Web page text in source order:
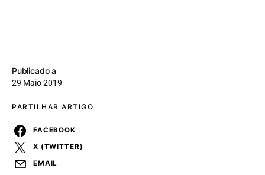
Publicado a
29 Maio 2019
PARTILHAR ARTIGO
FACEBOOK
X (TWITTER)
EMAIL